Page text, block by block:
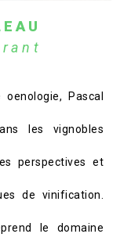
Pascal
les vignobles
perspectives et
de vinification.
le domaine